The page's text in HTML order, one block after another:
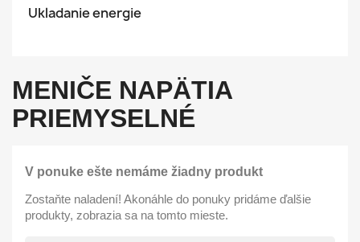
Ukladanie energie
MENIČE NAPÄTIA
PRIEMYSELNÉ
V ponuke ešte nemáme žiadny produkt
Zostaňte naladení! Akonáhle do ponuky pridáme ďalšie
produkty, zobrazia sa na tomto mieste.